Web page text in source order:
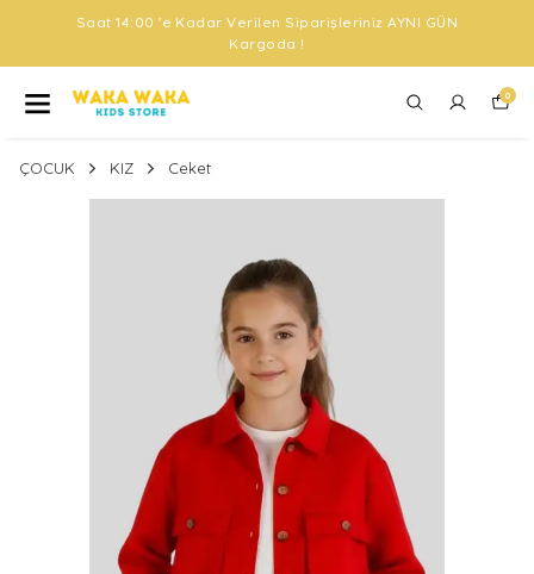
Saat 14:00 'e Kadar Verilen Siparişleriniz AYNI GÜN
Kargoda !
0
ÇOCUK KIZ Ceket